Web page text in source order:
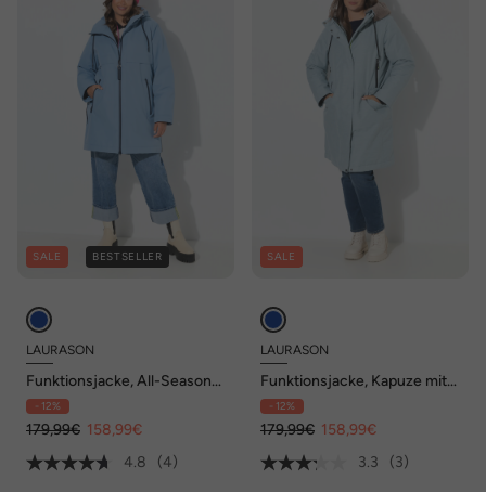
SALE BESTSELLER
LAURASON
Funktionsjacke, All-Season-
Jacke, Kapuze
- 12%
179,99€ 158,99€
4.8
(4)
SALE
LAURASON
Funktionsjacke, Kapuze mit
Teddy Besatz , Zipper
- 12%
179,99€ 158,99€
3.3
(3)